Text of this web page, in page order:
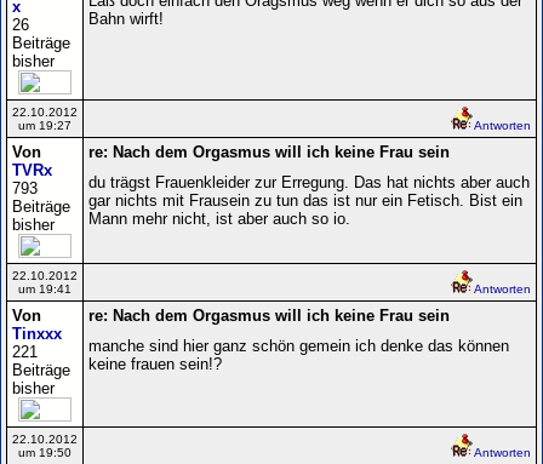
x
26
Beiträge
bisher
Bahn wirft!
22.10.2012
um 19:27
Antworten
Von
TVRx
793
Beiträge
bisher
re: Nach dem Orgasmus will ich keine Frau sein
du trägst Frauenkleider zur Erregung. Das hat nichts aber auch
gar nichts mit Frausein zu tun das ist nur ein Fetisch. Bist ein
Mann mehr nicht, ist aber auch so io.
22.10.2012
um 19:41
Antworten
Von
Tinxxx
221
Beiträge
bisher
re: Nach dem Orgasmus will ich keine Frau sein
manche sind hier ganz schön gemein ich denke das können
keine frauen sein!?
22.10.2012
um 19:50
Antworten